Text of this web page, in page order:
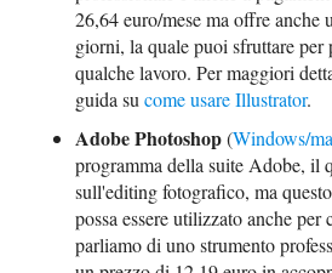
26,64 euro/mese ma offre anche
giorni, la quale puoi sfruttare per
qualche lavoro. Per maggiori
guida sucome usare Illustrator.
Adobe Photoshop(Windows/
programma della suite Adobe, il
sull'editing fotografico, ma
possa essere utilizzato anche
parliamo di uno strumento